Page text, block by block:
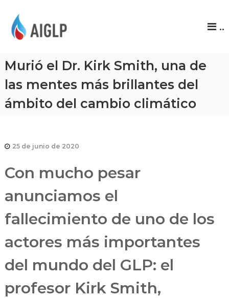
P
..
Murió el Dr. Kirk Smith, una de
las mentes más brillantes del
ámbito del cambio climático
25 de junio de 2020
Con mucho pesar
anunciamos el
fallecimiento de uno de los
actores más importantes
del mundo del GLP: el
profesor Kirk Smith,